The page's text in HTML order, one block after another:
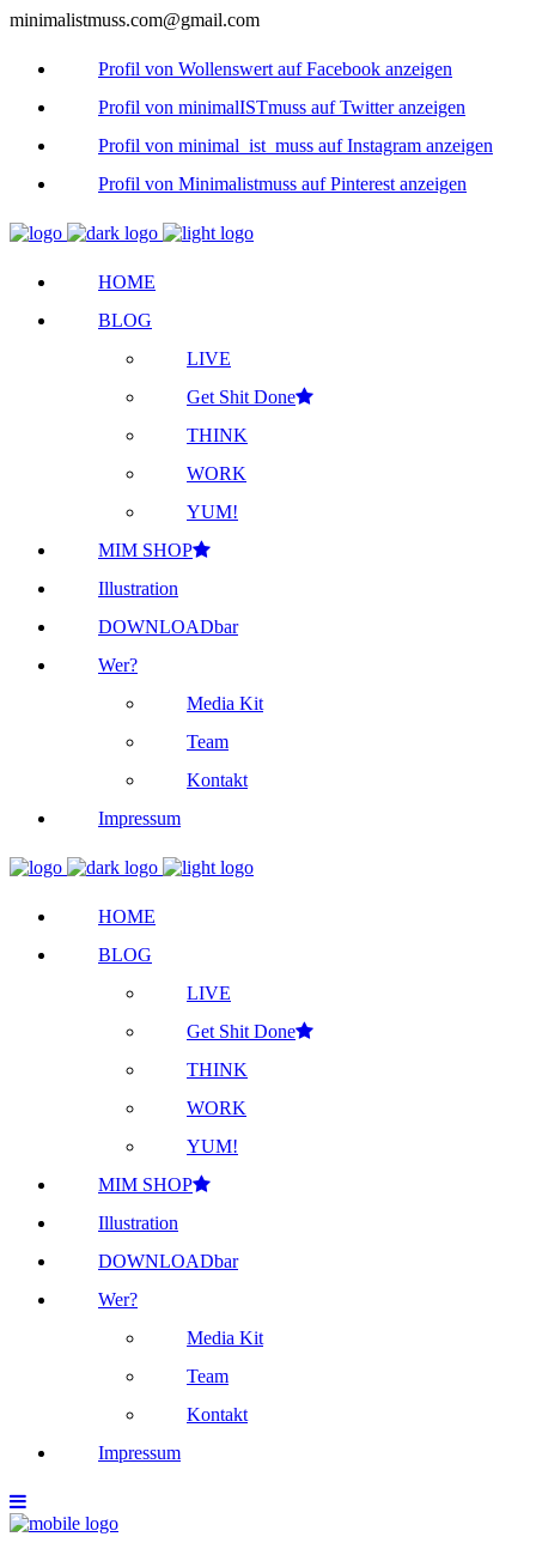
minimalistmuss.com@gmail.com
Profil von Wollenswert auf Facebook anzeigen
Profil von minimalISTmuss auf Twitter anzeigen
Profil von minimal_ist_muss auf Instagram anzeigen
Profil von Minimalistmuss auf Pinterest anzeigen
HOME
BLOG
LIVE
Get Shit Done
THINK
WORK
YUM!
MIM SHOP
Illustration
DOWNLOADbar
Wer?
Media Kit
Team
Kontakt
Impressum
HOME
BLOG
LIVE
Get Shit Done
THINK
WORK
YUM!
MIM SHOP
Illustration
DOWNLOADbar
Wer?
Media Kit
Team
Kontakt
Impressum